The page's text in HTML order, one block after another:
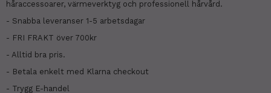
håraccessoarer, värmeverktyg och professionell hårvård.
- Snabba leveranser 1-5 arbetsdagar
- FRI FRAKT över 700kr
- Alltid bra pris.
- Betala enkelt med Klarna checkout
- Trygg E-handel